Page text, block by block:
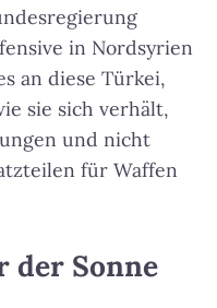
in Nordsyrien
an diese Türkei,
sie sich verhält,
und nicht
für Waffen
der Sonne